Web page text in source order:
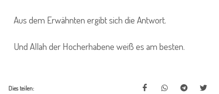
Aus dem Erwähnten ergibt sich die Antwort.
Und Allah der Hocherhabene weiß es am besten.
Dies teilen: